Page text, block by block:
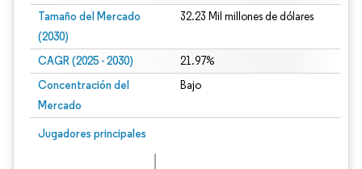
Tamaño del Mercado
(2030)
32.23 Mil millones de dólares
CAGR (2025 - 2030) 21.97%
Concentración del
Mercado
Bajo
Jugadores principales